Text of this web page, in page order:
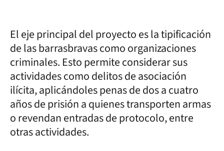
El eje principal del proyecto es la tipificación
de las barrasbravas como organizaciones
criminales. Esto permite considerar sus
actividades como delitos de asociación
ilícita, aplicándoles penas de dos a cuatro
años de prisión a quienes transporten armas
o revendan entradas de protocolo, entre
otras actividades.